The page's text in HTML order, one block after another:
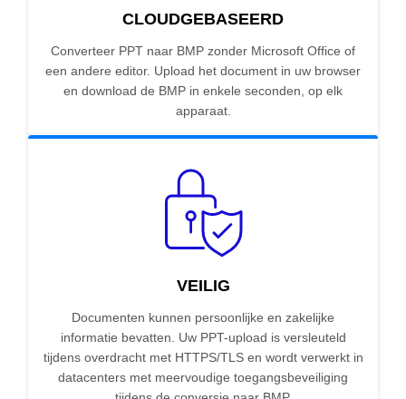
CLOUDGEBASEERD
Converteer PPT naar BMP zonder Microsoft Office of
een andere editor. Upload het document in uw browser
en download de BMP in enkele seconden, op elk
apparaat.
VEILIG
Documenten kunnen persoonlijke en zakelijke
informatie bevatten. Uw PPT-upload is versleuteld
tijdens overdracht met HTTPS/TLS en wordt verwerkt in
datacenters met meervoudige toegangsbeveiliging